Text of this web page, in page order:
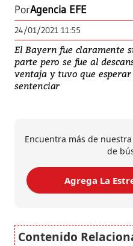
PorAgencia EFE
24/01/2021 11:55
El Bayern fue claramente
parte pero se fue al
ventaja y tuvo que
sentenciar
Encuentra más de
de
Agrega La